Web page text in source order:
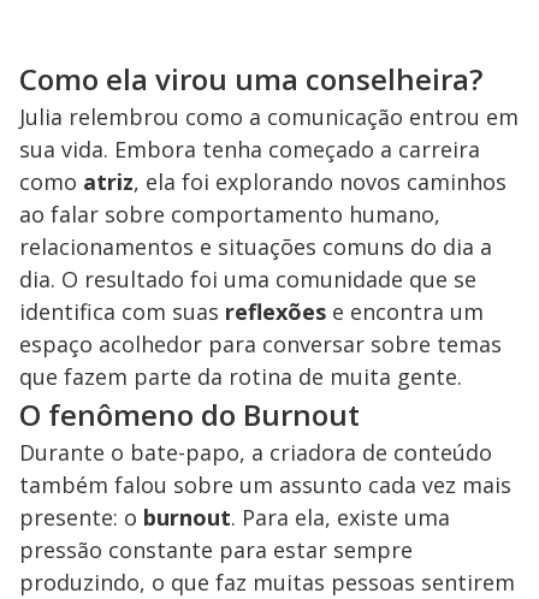
Como ela virou uma conselheira?
Julia relembrou como a comunicação entrou em
sua vida. Embora tenha começado a carreira
como atriz, ela foi explorando novos caminhos
ao falar sobre comportamento humano,
relacionamentos e situações comuns do dia a
dia. O resultado foi uma comunidade que se
identifica com suas reflexões e encontra um
espaço acolhedor para conversar sobre temas
que fazem parte da rotina de muita gente.
O fenômeno do Burnout
Durante o bate-papo, a criadora de conteúdo
também falou sobre um assunto cada vez mais
presente: o burnout. Para ela, existe uma
pressão constante para estar sempre
produzindo, o que faz muitas pessoas sentirem